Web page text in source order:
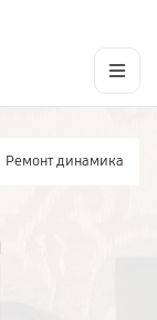
Ремонт динамика